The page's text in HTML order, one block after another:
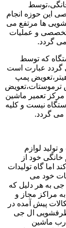
این حوزه انجام
ها مرتفع می
تخصصی و عملیات
می گردد.
که توسط
گردد عبارت است
پمپ
ترموستات،تعویض
تعمیر ماشین
نیست و کلیه
می گردد.
لوازم
خود از
اما گاه تولیدات
خود می
به هر دلیل که
به مراکز مجاز و
پیش آمده در
ظرفشویی ال جی
ماشین